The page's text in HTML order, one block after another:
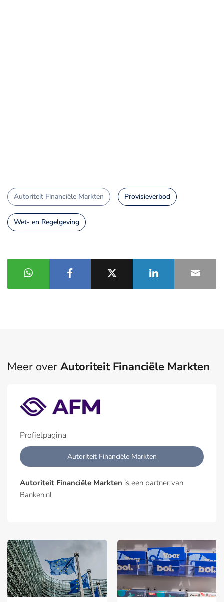
Autoriteit Financiële Markten Provisieverbod
Wet- en Regelgeving
Meer over Autoriteit Financiële Markten
Profielpagina
Autoriteit Financiële Markten
Autoriteit Financiële Markten is een partner van
Banken.nl